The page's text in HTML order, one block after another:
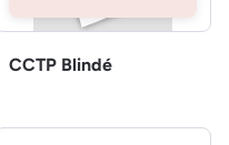
CCTP Blindé